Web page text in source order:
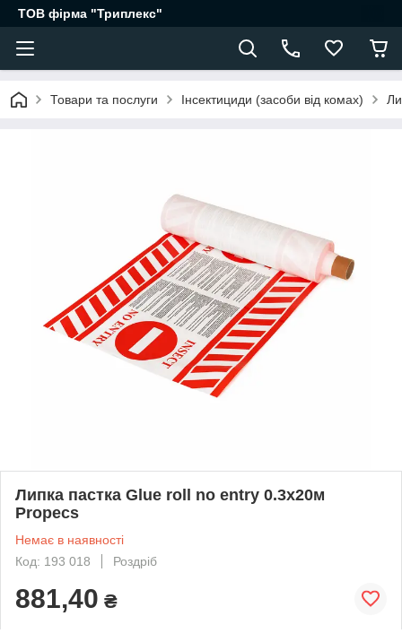
ТОВ фірма "Триплекс"
Товари та послуги Інсектициди (засоби від комах)
Липка пастка Glue roll no entry 0.3х20м
Propecs
Немає в наявності
Код: 193 018
Роздріб
881,40 ₴